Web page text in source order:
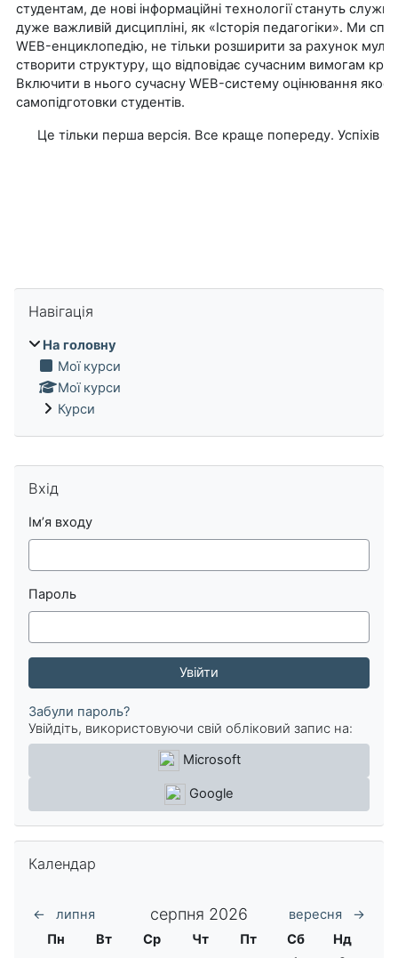
студентам, де нові інформаційні технології стануть
дуже важливій дисципліні, як «Історія педагогіки». Ми
WEB-енциклопедію, не тільки розширити за рахунок
створити структуру, що відповідає сучасним вимогам
Включити в нього сучасну WEB-систему оцінювання якості
самопідготовки студентів.
Це тільки перша версія. Все краще попереду. Успіхів
Навігація
На головну
Мої курси
Мої курси
Курси
Вхід
Ім’я входу
Пароль
Забули пароль?
Увійдіть, використовуючи свій обліковий запис на:
Microsoft
Google
Календар
← липня серпня 2026 вересня
→
Понеділок
Пн Вівторок
Вт Середа
Ср Четвер
Чт П'ятниця
Пт Субота
Сб Неділя
Нд